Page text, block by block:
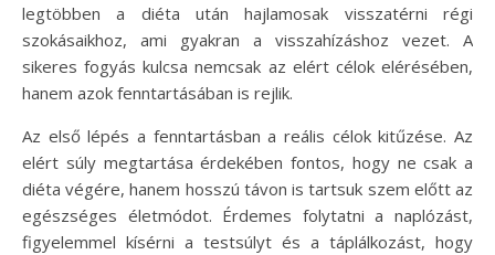
legtöbben a diéta után hajlamosak visszatérni régi
szokásaikhoz, ami gyakran a visszahízáshoz vezet. A
sikeres fogyás kulcsa nemcsak az elért célok elérésében,
hanem azok fenntartásában is rejlik.
Az első lépés a fenntartásban a reális célok kitűzése. Az
elért súly megtartása érdekében fontos, hogy ne csak a
diéta végére, hanem hosszú távon is tartsuk szem előtt az
egészséges életmódot. Érdemes folytatni a naplózást,
figyelemmel kísérni a testsúlyt és a táplálkozást, hogy